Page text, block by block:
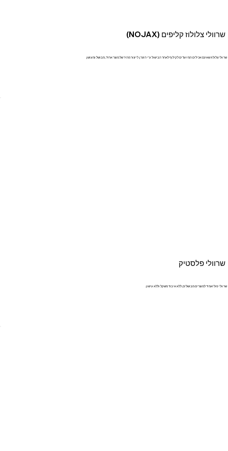
שרוולי צלולוז קליפים (NOJAX)
שרוולי צלולוז שאינם אכילים המיועדים לקילוף לאחר הבישול ע"י היצרן. לייצור מהיר של מוצר אחיד, מבושל ומעושן.
שרוולי פלסטיק
שרוולי פוליאמיד למוצרים מבושלים, ללא איבוד משקל וללא עישון.